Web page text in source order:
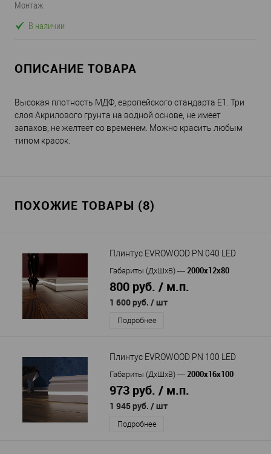
Монтаж
В наличии
ОПИСАНИЕ ТОВАРА
Высокая плотность МДФ, европейского стандарта Е1. Три
слоя Акрилового грунта на водной основе, не имеет
запахов, не желтеет со временем. Можно красить любым
типом красок.
ПОХОЖИЕ ТОВАРЫ (8)
Плинтус EVROWOOD PN 040 LED
Габариты (ДхШхВ) — 2000x12x80
800 руб. / м.п.
1 600 руб. / шт
Подробнее
Плинтус EVROWOOD PN 100 LED
Габариты (ДхШхВ) — 2000x16x100
973 руб. / м.п.
1 945 руб. / шт
Подробнее